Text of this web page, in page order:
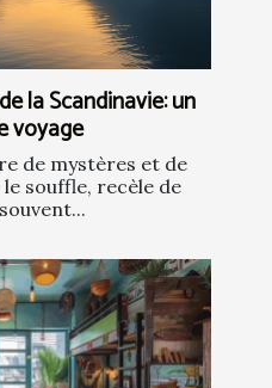
la Scandinavie: un
voyage
de mystères et de
souffle, recèle de